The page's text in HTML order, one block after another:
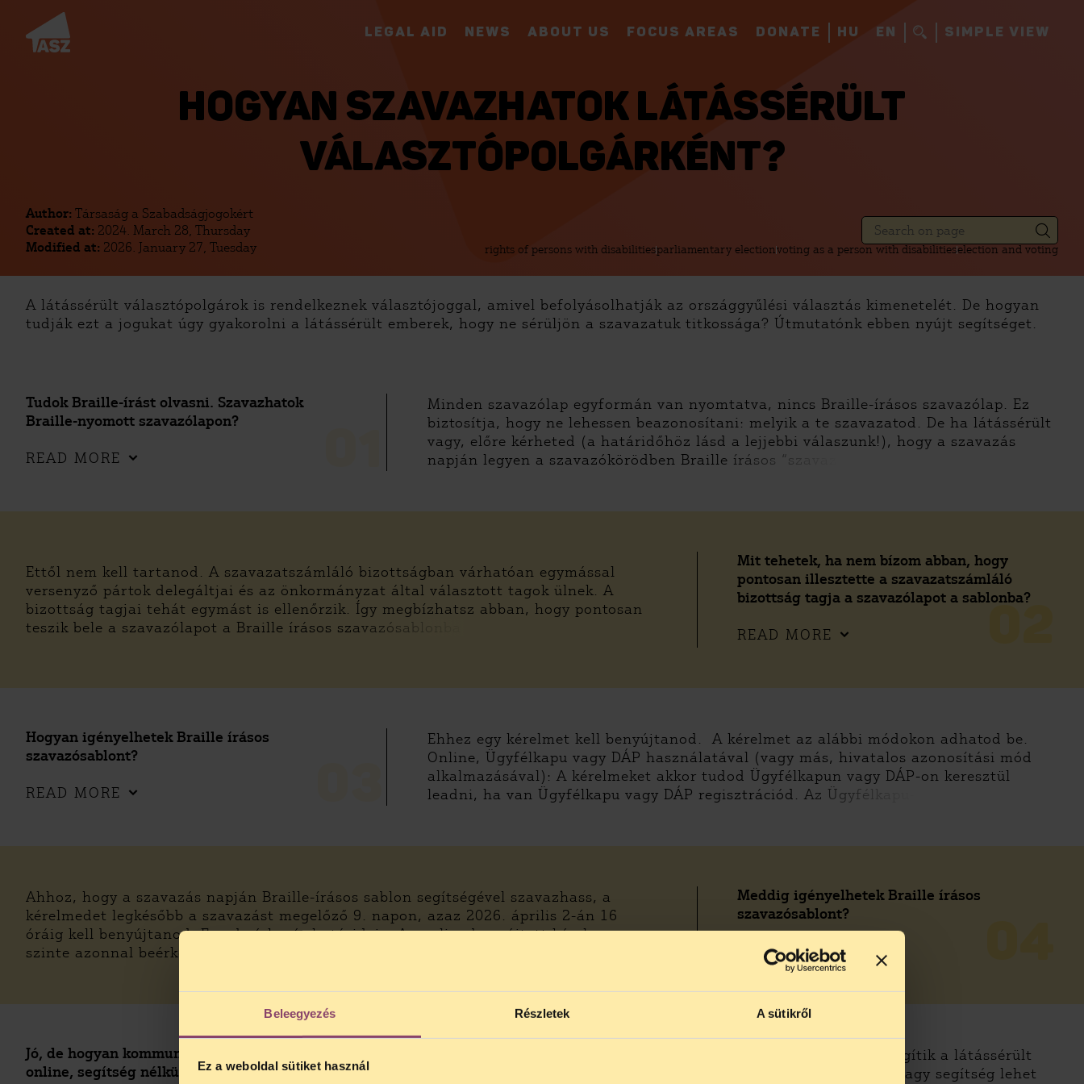
Beleegyezés Részletek A sütikről
Ez a weboldal sütiket használ
LEGAL AID NEWS ABOUT US FOCUS AREAS DONATE HU EN SIMPLE VIEW
HOGYAN SZAVAZHATOK LÁTÁSSÉRÜLT
VÁLASZTÓPOLGÁRKÉNT?
Author: Társaság a Szabadságjogokért
Created at: 2024. March 28, Thursday
Modified at: 2026. January 27, Tuesday rights of persons with disabilitiesparliamentary electionvoting as a person with disabilitieselection and voting
A látássérült választópolgárok is rendelkeznek választójoggal, amivel befolyásolhatják az országgyűlési választás kimenetelét. De hogyan
tudják ezt a jogukat úgy gyakorolni a látássérült emberek, hogy ne sérüljön a szavazatuk titkossága? Útmutatónk ebben nyújt segítséget.
Tudok Braille-írást olvasni. Szavazhatok
Braille-nyomott szavazólapon?
READ MORE
Minden szavazólap egyformán van nyomtatva, nincs Braille-írásos szavazólap. Ez
biztosítja, hogy ne lehessen beazonosítani: melyik a te szavazatod. De ha látássérült
vagy, előre kérheted (a határidőhöz lásd a lejjebbi válaszunk!), hogy a szavazás
napján legyen a szavazókörödben Braille írásos “szavaz
Mit tehetek, ha nem bízom abban, hogy
pontosan illesztette a szavazatszámláló
bizottság tagja a szavazólapot a sablonba?
READ MORE
Ettől nem kell tartanod. A szavazatszámláló bizottságban várhatóan egymással
versenyző pártok delegáltjai és az önkormányzat által választott tagok ülnek. A
bizottság tagjai tehát egymást is ellenőrzik. Így megbízhatsz abban, hogy pontosan
teszik bele a szavazólapot a Braille írásos szavazósablonba.
Hogyan igényelhetek Braille írásos
szavazósablont?
READ MORE
Ehhez egy kérelmet kell benyújtanod. A kérelmet az alábbi módokon adhatod be.
Online, Ügyfélkapu vagy DÁP használatával (vagy más, hivatalos azonosítási mód
alkalmazásával): A kérelmeket akkor tudod Ügyfélkapun vagy DÁP-on keresztül
leadni, ha van Ügyfélkapu vagy DÁP regisztrációd. Az Ügyfélkapu-
Meddig igényelhetek Braille írásos
szavazósablont?
READ MORE
Ahhoz, hogy a szavazás napján Braille-írásos sablon segítségével szavazhass, a
kérelmedet legkésőbb a szavazást megelőző 9. napon, azaz 2026. április 2-án 16
óráig kell benyújtanod. Ez a beérkezés határideje. Az online benyújtott kérelem
szinte azonnal beérkezik. A szavazósablon igénylése bármikor b
Jó, de hogyan kommunikáljak látássérültként
online, segítség nélkül?
Ezen az oldalon találsz olyan alkalmazásokat, amelyek abban segítik a látássérült
embereket, hogy felolvassák a képernyőn látható tartalmat. Ez nagy segítség lehet